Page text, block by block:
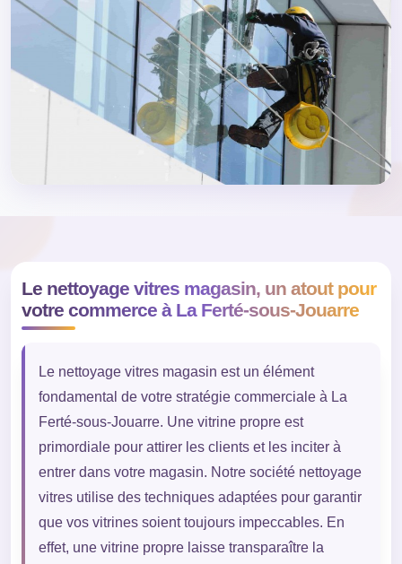
Le nettoyage vitres magasin, un atout pour
votre commerce à La Ferté-sous-Jouarre
Le nettoyage vitres magasin est un élément
fondamental de votre stratégie commerciale à La
Ferté-sous-Jouarre. Une vitrine propre est
primordiale pour attirer les clients et les inciter à
entrer dans votre magasin. Notre société nettoyage
vitres utilise des techniques adaptées pour garantir
que vos vitrines soient toujours impeccables. En
effet, une vitrine propre laisse transparaître la